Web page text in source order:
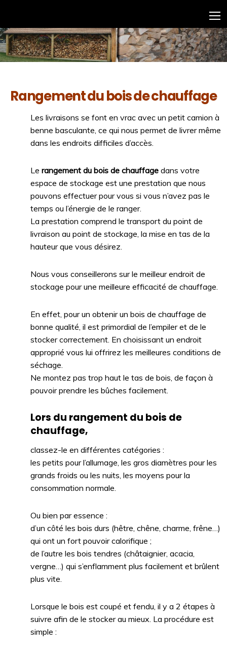
Rangement du bois de chauffage
Les livraisons se font en vrac avec un petit camion à
benne basculante, ce qui nous permet de livrer même
dans les endroits difficiles d’accès.
Le rangement du bois de chauffage dans votre
espace de stockage est une prestation que nous
pouvons effectuer pour vous si vous n’avez pas le
temps ou l’énergie de le ranger.
La prestation comprend le transport du point de
livraison au point de stockage, la mise en tas de la
hauteur que vous désirez.
Nous vous conseillerons sur le meilleur endroit de
stockage pour une meilleure efficacité de chauffage.
En effet, pour un obtenir un bois de chauffage de
bonne qualité, il est primordial de l’empiler et de le
stocker correctement. En choisissant un endroit
approprié vous lui offrirez les meilleures conditions de
séchage.
Ne montez pas trop haut le tas de bois, de façon à
pouvoir prendre les bûches facilement.
Lors du rangement du bois de
chauffage,
classez-le en différentes catégories :
les petits pour l’allumage, les gros diamètres pour les
grands froids ou les nuits, les moyens pour la
consommation normale.
Ou bien par essence :
d’un côté les bois durs (hêtre, chêne, charme, frêne…)
qui ont un fort pouvoir calorifique ;
de l’autre les bois tendres (châtaignier, acacia,
vergne…) qui s’enflamment plus facilement et brûlent
plus vite.
Lorsque le bois est coupé et fendu, il y a 2 étapes à
suivre afin de le stocker au mieux. La procédure est
simple :